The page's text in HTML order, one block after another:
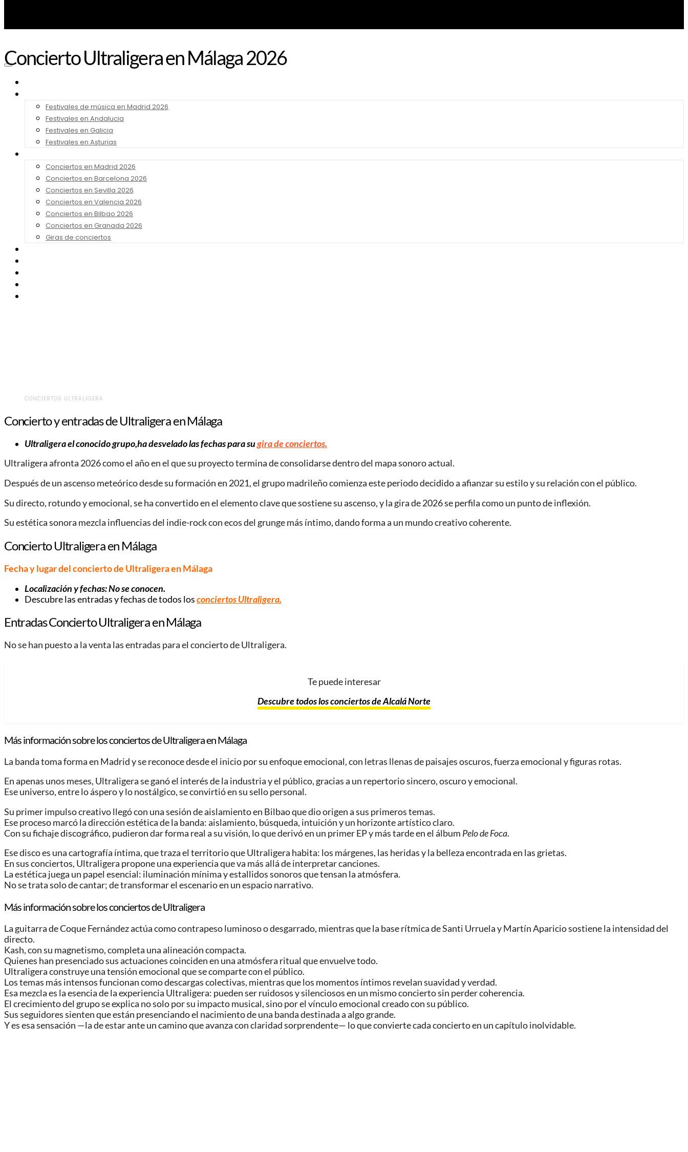
Festivales de música en Madrid 2026
Festivales en Andalucia
Festivales en Galicia
Festivales en Asturias
Conciertos en Madrid 2026
Conciertos en Barcelona 2026
Conciertos en Sevilla 2026
Conciertos en Valencia 2026
Conciertos en Bilbao 2026
Conciertos en Granada 2026
Giras de conciertos
Concierto Ultraligera en Málaga 2026
CONCIERTOS ULTRALIGERA
Concierto y entradas de Ultraligera en Málaga
Ultraligera el conocido grupo,ha desvelado las fechas para sugira de conciertos.
Ultraligera afronta 2026 como el año en el que su proyecto termina de consolidarse dentro del mapa sonoro actual.
Después de un ascenso meteórico desde su formación en 2021, el grupo madrileño comienza este periodo decidido a afianzar su estilo y su relación con el público.
Su directo, rotundo y emocional, se ha convertido en el elemento clave que sostiene su ascenso, y la gira de 2026 se perfila como un punto de inflexión.
Su estética sonora mezcla influencias del indie-rock con ecos del grunge más íntimo, dando forma a un mundo creativo coherente.
Concierto Ultraligera en Málaga
Fecha y lugar del concierto de Ultraligeraen Málaga
Localización y fechas: No se conocen.
Descubre las entradas y fechas de todos losconciertos Ultraligera.
Entradas Concierto Ultraligeraen Málaga
No se han puesto a la venta las entradas para el concierto de Ultraligera.
Te puede interesar
Descubre todos los conciertos de Alcalá Norte
Más información sobre los conciertos de Ultraligeraen Málaga
La banda toma forma en Madrid y se reconoce desde el inicio por su enfoque emocional, con letras llenas de paisajes oscuros, fuerza emocional y figuras rotas.
En apenas unos meses, Ultraligera se ganó el interés de la industria y el público, gracias a un repertorio sincero, oscuro y emocional.
Ese universo, entre lo áspero y lo nostálgico, se convirtió en su sello personal.
Su primer impulso creativo llegó con una sesión de aislamiento en Bilbao que dio origen a sus primeros temas.
Ese proceso marcó la dirección estética de la banda: aislamiento, búsqueda, intuición y un horizonte artístico claro.
Con su fichaje discográfico, pudieron dar forma real a su visión, lo que derivó en un primer EP y más tarde en el álbum Pelo de Foca.
Ese disco es una cartografía íntima, que traza el territorio que Ultraligera habita: los márgenes, las heridas y la belleza encontrada en las grietas.
En sus conciertos, Ultraligera propone una experiencia que va más allá de interpretar canciones.
La estética juega un papel esencial: iluminación mínima y estallidos sonoros que tensan la atmósfera.
No se trata solo de cantar; de transformar el escenario en un espacio narrativo.
Más información sobre los conciertos de Ultraligera
La guitarra de Coque Fernández actúa como contrapeso luminoso o desgarrado, mientras que la base rítmica de Santi Urruela y Martín Aparicio sostiene la intensidad del
directo.
Kash, con su magnetismo, completa una alineación compacta.
Quienes han presenciado sus actuaciones coinciden en una atmósfera ritual que envuelve todo.
Ultraligera construye una tensión emocional que se comparte con el público.
Los temas más intensos funcionan como descargas colectivas, mientras que los momentos íntimos revelan suavidad y verdad.
Esa mezcla es la esencia de la experiencia Ultraligera: pueden ser ruidosos y silenciosos en un mismo concierto sin perder coherencia.
El crecimiento del grupo se explica no solo por su impacto musical, sino por el vínculo emocional creado con su público.
Sus seguidores sienten que están presenciando el nacimiento de una banda destinada a algo grande.
Y es esa sensación —la de estar ante un camino que avanza con claridad sorprendente— lo que convierte cada concierto en un capítulo inolvidable.